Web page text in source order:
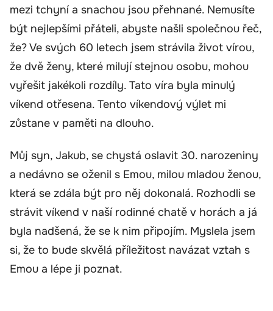
mezi tchyní a snachou jsou přehnané. Nemusíte
být nejlepšími přáteli, abyste našli společnou řeč,
že? Ve svých 60 letech jsem strávila život vírou,
že dvě ženy, které milují stejnou osobu, mohou
vyřešit jakékoli rozdíly. Tato víra byla minulý
víkend otřesena. Tento víkendový výlet mi
zůstane v paměti na dlouho.
Můj syn, Jakub, se chystá oslavit 30. narozeniny
a nedávno se oženil s Emou, milou mladou ženou,
která se zdála být pro něj dokonalá. Rozhodli se
strávit víkend v naší rodinné chatě v horách a já
byla nadšená, že se k nim připojím. Myslela jsem
si, že to bude skvělá příležitost navázat vztah s
Emou a lépe ji poznat.